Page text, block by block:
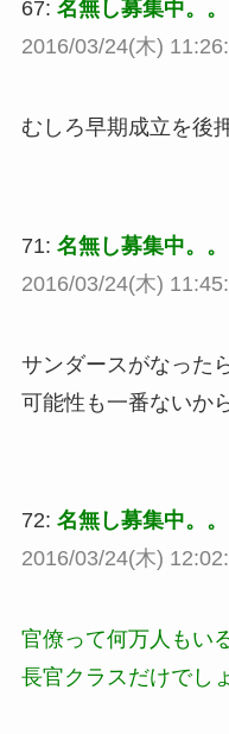
67: 名無し募集中。
2016/03/24(木)
むしろ早期成立を後
71: 名無し募集中。
2016/03/24(木)
サンダースがなった
可能性も一番ないか
72: 名無し募集中。
2016/03/24(木)
官僚って何万人もい
長官クラスだけでしょ